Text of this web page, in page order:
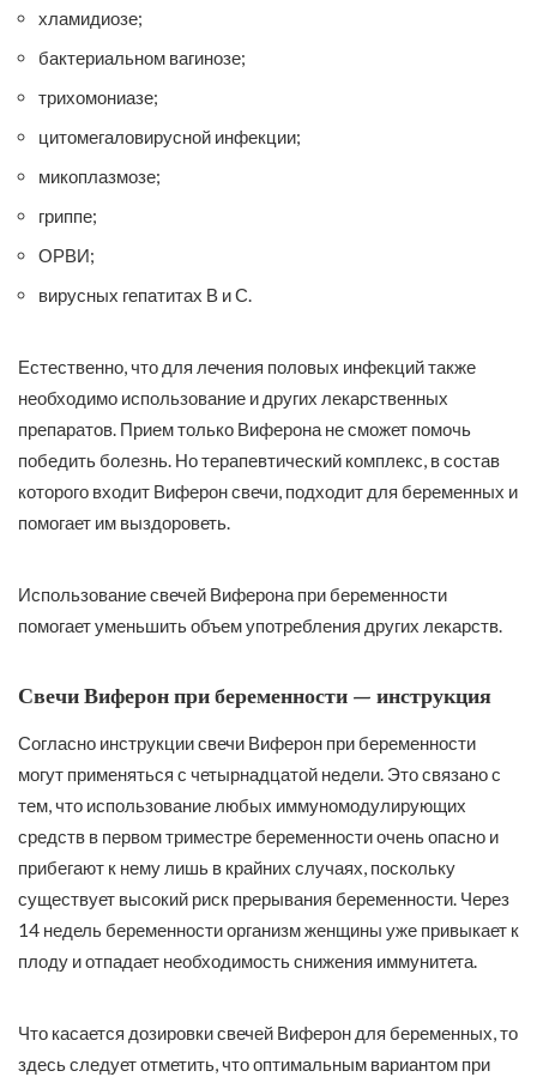
хламидиозе;
бактериальном вагинозе;
трихомониазе;
цитомегаловирусной инфекции;
микоплазмозе;
гриппе;
ОРВИ;
вирусных гепатитах В и С.
Естественно, что для лечения половых инфекций также
необходимо использование и других лекарственных
препаратов. Прием только Виферона не сможет помочь
победить болезнь. Но терапевтический комплекс, в состав
которого входит Виферон свечи, подходит для беременных и
помогает им выздороветь.
Использование свечей Виферона при беременности
помогает уменьшить объем употребления других лекарств.
Свечи Виферон при беременности — инструкция
Согласно инструкции свечи Виферон при беременности
могут применяться с четырнадцатой недели. Это связано с
тем, что использование любых иммуномодулирующих
средств в первом триместре беременности очень опасно и
прибегают к нему лишь в крайних случаях, поскольку
существует высокий риск прерывания беременности. Через
14 недель беременности организм женщины уже привыкает к
плоду и отпадает необходимость снижения иммунитета.
Что касается дозировки свечей Виферон для беременных, то
здесь следует отметить, что оптимальным вариантом при